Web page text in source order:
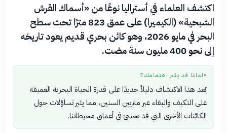
اكتشف العلماء في أستراليا نوعًا من «أسماك القرش
الشبحية» (الكيميرا) على عمق 823 مترًا تحت سطح
البحر في مايو 2026، وهو كائن بحري قديم يعود تاريخه
إلى نحو 400 مليون سنة مضت.
● لماذا قد يثير اهتمامك؟
يُعد هذا الاكتشاف دليلاً جديدًا على قدرة الحياة البحرية العميقة
على التكيف والبقاء عبر ملايين السنين، مما يثير تساؤلات حول
الكائنات الأخرى التي قد تختبئ في أعماق محيطاتنا.